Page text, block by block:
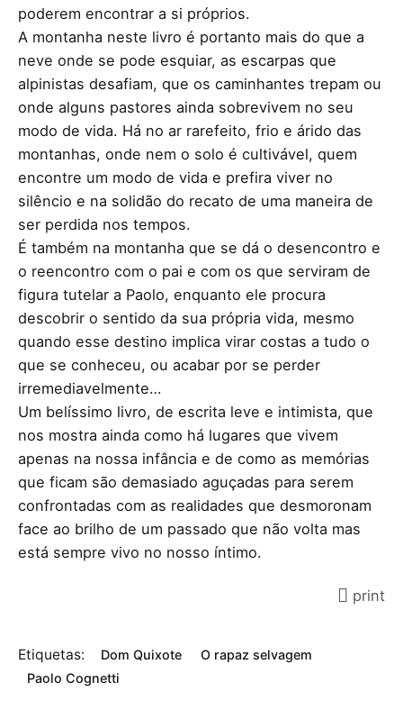
poderem encontrar a si próprios.
A montanha neste livro é portanto mais do que a
neve onde se pode esquiar, as escarpas que
alpinistas desafiam, que os caminhantes trepam ou
onde alguns pastores ainda sobrevivem no seu
modo de vida. Há no ar rarefeito, frio e árido das
montanhas, onde nem o solo é cultivável, quem
encontre um modo de vida e prefira viver no
silêncio e na solidão do recato de uma maneira de
ser perdida nos tempos.
É também na montanha que se dá o desencontro e
o reencontro com o pai e com os que serviram de
figura tutelar a Paolo, enquanto ele procura
descobrir o sentido da sua própria vida, mesmo
quando esse destino implica virar costas a tudo o
que se conheceu, ou acabar por se perder
irremediavelmente…
Um belíssimo livro, de escrita leve e intimista, que
nos mostra ainda como há lugares que vivem
apenas na nossa infância e de como as memórias
que ficam são demasiado aguçadas para serem
confrontadas com as realidades que desmoronam
face ao brilho de um passado que não volta mas
está sempre vivo no nosso íntimo.
print
Etiquetas: Dom Quixote
O rapaz selvagem
Paolo Cognetti